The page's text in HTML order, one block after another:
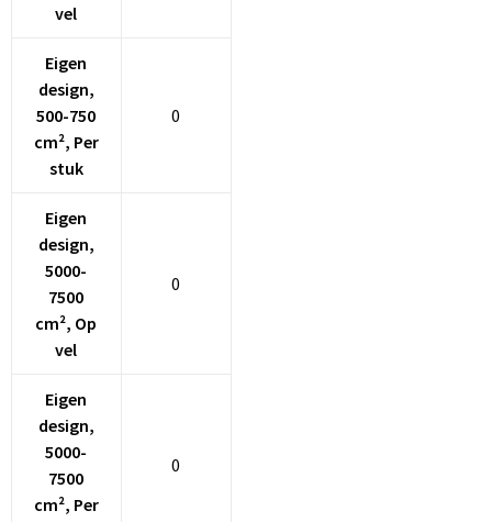
vel
Eigen
design,
500-750
cm², Per
stuk
0
Eigen
design,
5000-
7500
cm², Op
vel
0
Eigen
design,
5000-
7500
cm², Per
0